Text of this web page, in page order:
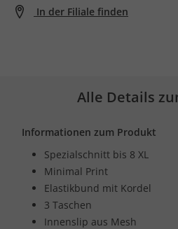
In der Filiale finden
Alle Details
Informationen zum Produkt
Spezialschnitt bis 8 XL
Minimal Print
Elastikbund mit Kordel
3 Taschen
Innenslip aus Mesh